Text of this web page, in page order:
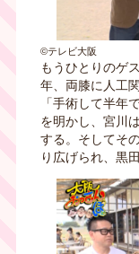
©テレビ大阪
もうひとりのゲ
年、両膝に人工
「手術して半年
を明かし、宮川
する。そしてそ
り広げられ、黒